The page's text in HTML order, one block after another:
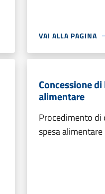
VAI ALLA PAGINA
Concessione
alimentare
Procedimento di
spesa alimentare